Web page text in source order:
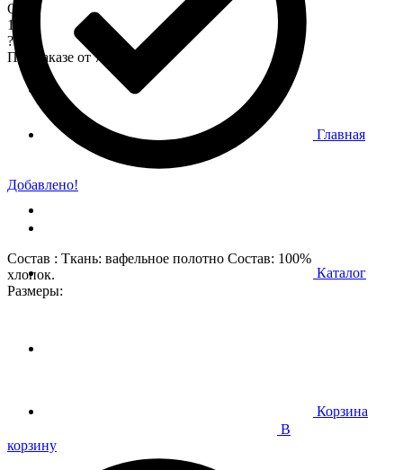
Добавлено!
Состав : Ткань: вафельное полотно Состав: 100%
хлопок.
Размеры:
В
корзину
Опт
170
?
При заказе от 7 000 р.
Главная
Каталог
Корзина